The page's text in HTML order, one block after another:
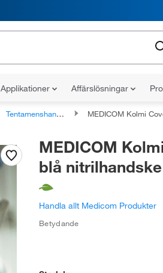
Applikationer Affärslösningar
Tentamenshandskar MEDICOM Kolmi Coverfeel
MEDICOM
blå nitrilhandske
Handla allt Medicom Produkter
Betydande